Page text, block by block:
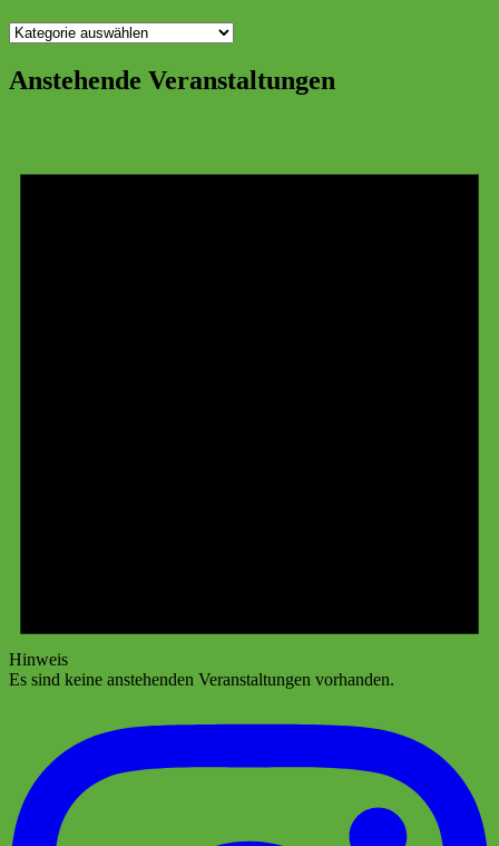
Kategorien
Anstehende Veranstaltungen
Hinweis
Es sind keine anstehenden Veranstaltungen vorhanden.